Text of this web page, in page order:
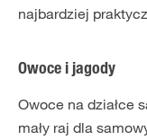
najbardziej
Owoce i jagody
Owoce na działce
mały raj dla